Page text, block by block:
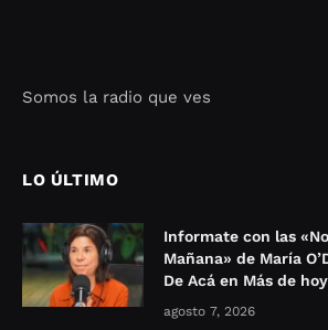
Somos la radio que ves
LO ÚLTIMO
Informate con las
Mañana» de María
De Acá en Más de
agosto 7, 2026